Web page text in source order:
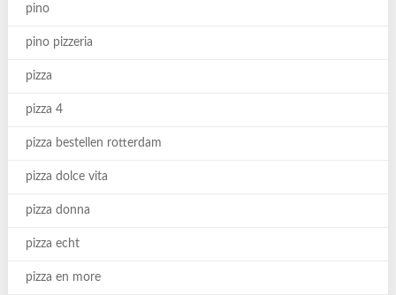
pino
pino pizzeria
pizza
pizza 4
pizza bestellen rotterdam
pizza dolce vita
pizza donna
pizza echt
pizza en more